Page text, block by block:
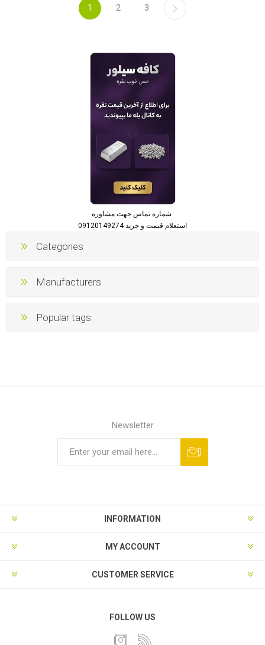
1 2 3
استعلام قیمت و خرید 09120149274
Categories
Manufacturers
Popular tags
Newsletter
INFORMATION
MY ACCOUNT
CUSTOMER SERVICE
FOLLOW US